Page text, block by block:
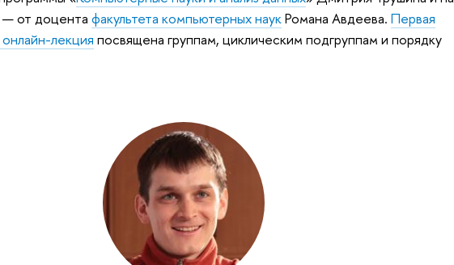
— от доцента факультета компьютерных наукРомана Авдеева. Первая
лекция посвящена группам, циклическим подгруппам и порядку